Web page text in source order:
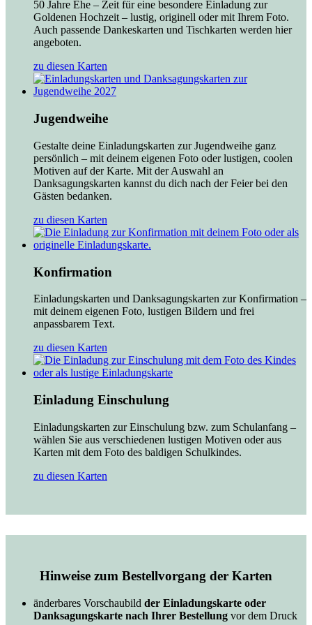
50 Jahre Ehe – Zeit für eine besondere Einladung zur
Goldenen Hochzeit – lustig, originell oder mit Ihrem Foto.
Auch passende Dankeskarten und Tischkarten werden hier
angeboten.
zu diesen Karten
Jugendweihe
Gestalte deine Einladungskarten zur Jugendweihe ganz
persönlich – mit deinem eigenen Foto oder lustigen, coolen
Motiven auf der Karte. Mit der Auswahl an
Danksagungskarten kannst du dich nach der Feier bei den
Gästen bedanken.
zu diesen Karten
Konfirmation
Einladungskarten und Danksagungskarten zur Konfirmation –
mit deinem eigenen Foto, lustigen Bildern und frei
anpassbarem Text.
zu diesen Karten
Einladung Einschulung
Einladungskarten zur Einschulung bzw. zum Schulanfang –
wählen Sie aus verschiedenen lustigen Motiven oder aus
Karten mit dem Foto des baldigen Schulkindes.
zu diesen Karten
Hinweise zum Bestellvorgang der Karten
änderbares Vorschaubild der Einladungskarte oder
Danksagungskarte nach Ihrer Bestellung vor dem Druck